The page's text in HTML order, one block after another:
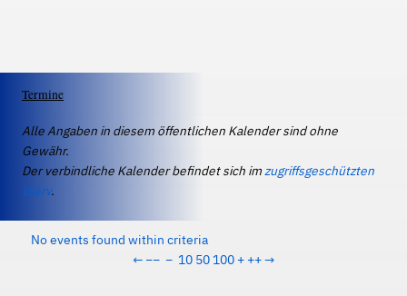
Termine
Alle Angaben in diesem öffentlichen Kalender sind ohne
Gewähr.
Der verbindliche Kalender befindet sich imzugriffsgeschützten
IServ.
No events found within criteria
← −− − 10 50 100 + ++→